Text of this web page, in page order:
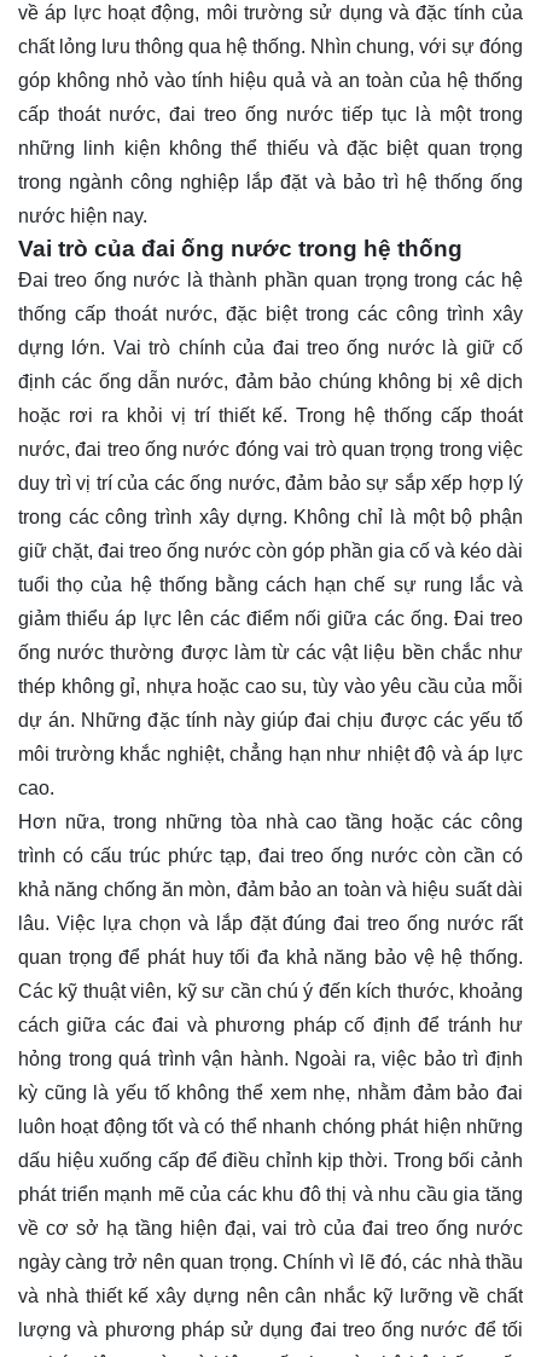
về áp lực hoạt động, môi trường sử dụng và đặc tính của
chất lỏng lưu thông qua hệ thống. Nhìn chung, với sự đóng
góp không nhỏ vào tính hiệu quả và an toàn của hệ thống
cấp thoát nước, đai treo ống nước tiếp tục là một trong
những linh kiện không thể thiếu và đặc biệt quan trọng
trong ngành công nghiệp lắp đặt và bảo trì hệ thống ống
nước hiện nay.
Vai trò của đai ống nước trong hệ thống
Đai treo ống nước là thành phần quan trọng trong các hệ
thống cấp thoát nước, đặc biệt trong các công trình xây
dựng lớn. Vai trò chính của đai treo ống nước là giữ cố
định các ống dẫn nước, đảm bảo chúng không bị xê dịch
hoặc rơi ra khỏi vị trí thiết kế. Trong hệ thống cấp thoát
nước, đai treo ống nước đóng vai trò quan trọng trong việc
duy trì vị trí của các ống nước, đảm bảo sự sắp xếp hợp lý
trong các công trình xây dựng. Không chỉ là một bộ phận
giữ chặt, đai treo ống nước còn góp phần gia cố và kéo dài
tuổi thọ của hệ thống bằng cách hạn chế sự rung lắc và
giảm thiểu áp lực lên các điểm nối giữa các ống. Đai treo
ống nước thường được làm từ các vật liệu bền chắc như
thép không gỉ, nhựa hoặc cao su, tùy vào yêu cầu của mỗi
dự án. Những đặc tính này giúp đai chịu được các yếu tố
môi trường khắc nghiệt, chẳng hạn như nhiệt độ và áp lực
cao.
Hơn nữa, trong những tòa nhà cao tầng hoặc các công
trình có cấu trúc phức tạp, đai treo ống nước còn cần có
khả năng chống ăn mòn, đảm bảo an toàn và hiệu suất dài
lâu. Việc lựa chọn và lắp đặt đúng đai treo ống nước rất
quan trọng để phát huy tối đa khả năng bảo vệ hệ thống.
Các kỹ thuật viên, kỹ sư cần chú ý đến kích thước, khoảng
cách giữa các đai và phương pháp cố định để tránh hư
hỏng trong quá trình vận hành. Ngoài ra, việc bảo trì định
kỳ cũng là yếu tố không thể xem nhẹ, nhằm đảm bảo đai
luôn hoạt động tốt và có thể nhanh chóng phát hiện những
dấu hiệu xuống cấp để điều chỉnh kịp thời. Trong bối cảnh
phát triển mạnh mẽ của các khu đô thị và nhu cầu gia tăng
về cơ sở hạ tầng hiện đại, vai trò của đai treo ống nước
ngày càng trở nên quan trọng. Chính vì lẽ đó, các nhà thầu
và nhà thiết kế xây dựng nên cân nhắc kỹ lưỡng về chất
lượng và phương pháp sử dụng đai treo ống nước để tối